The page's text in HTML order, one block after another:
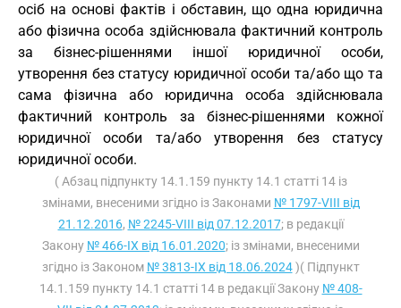
осіб на основі фактів і обставин, що одна юридична
або фізична особа здійснювала фактичний контроль
за бізнес-рішеннями іншої юридичної особи,
утворення без статусу юридичної особи та/або що та
сама фізична або юридична особа здійснювала
фактичний контроль за бізнес-рішеннями кожної
юридичної особи та/або утворення без статусу
юридичної особи.
( Абзац підпункту 14.1.159 пункту 14.1 статті 14 із
змінами, внесеними згідно із Законами № 1797-VIII від
21.12.2016, № 2245-VIII від 07.12.2017; в редакції
Закону № 466-IX від 16.01.2020; із змінами, внесеними
згідно із Законом № 3813-IX від 18.06.2024)( Підпункт
14.1.159 пункту 14.1 статті 14 в редакції Закону № 408-